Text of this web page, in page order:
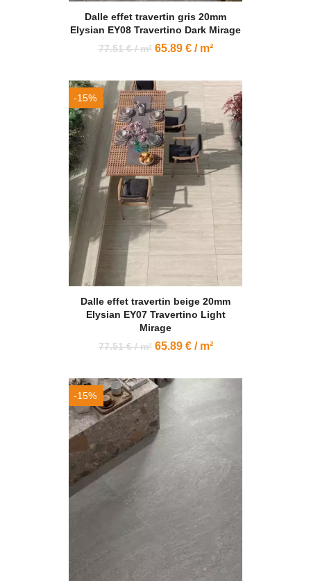
Dalle effet travertin gris 20mm
Elysian EY08 Travertino Dark Mirage
77.51 € / m² 65.89 € / m²
Dalle effet travertin beige 20mm
Elysian EY07 Travertino Light
Mirage
77.51 € / m² 65.89 € / m²
-15%
-15%